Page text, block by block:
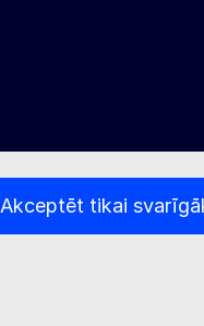
Akceptēt tikai